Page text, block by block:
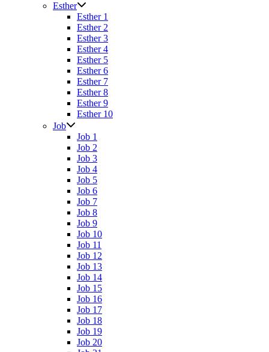
Esther
Esther 1
Esther 2
Esther 3
Esther 4
Esther 5
Esther 6
Esther 7
Esther 8
Esther 9
Esther 10
Job
Job 1
Job 2
Job 3
Job 4
Job 5
Job 6
Job 7
Job 8
Job 9
Job 10
Job 11
Job 12
Job 13
Job 14
Job 15
Job 16
Job 17
Job 18
Job 19
Job 20